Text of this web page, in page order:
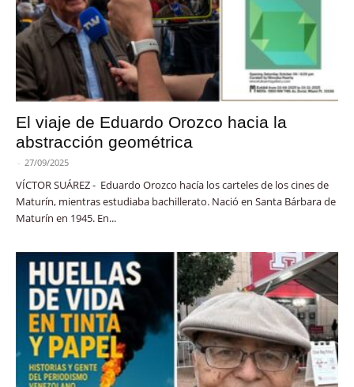
El viaje de Eduardo Orozco hacia la
abstracción geométrica
- 27/09/2025
VÍCTOR SUÁREZ - Eduardo Orozco hacía los carteles de los cines de
Maturín, mientras estudiaba bachillerato. Nació en Santa Bárbara de
Maturín en 1945. En...